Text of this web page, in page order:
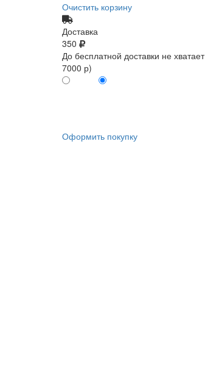
Очистить корзину
Доставка
350
До бесплатной доставки не хватает
7000 р)
Оформить покупку